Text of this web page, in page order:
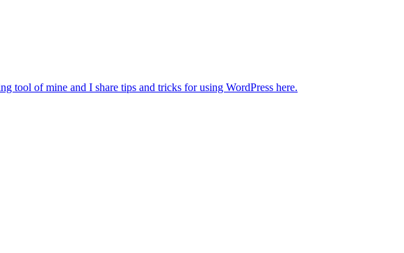
tool of mine and I share tips and tricks for using WordPress here.